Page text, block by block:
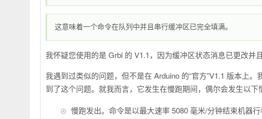
这意味着一个命令在队列中并且串行缓冲区已完全填满。
我怀疑您使用的是 Grbl 的 V1.1，因为缓冲区状态消息已更改并
我遇到过类似的问题，但不是在 Arduino 的“官方”V1.1 版本上
到了这个问题。就我而言，它发生在慢跑期间，偶尔会发生以下
慢跑发出。命令是以最大速率 5080 毫米/分钟结束机器行